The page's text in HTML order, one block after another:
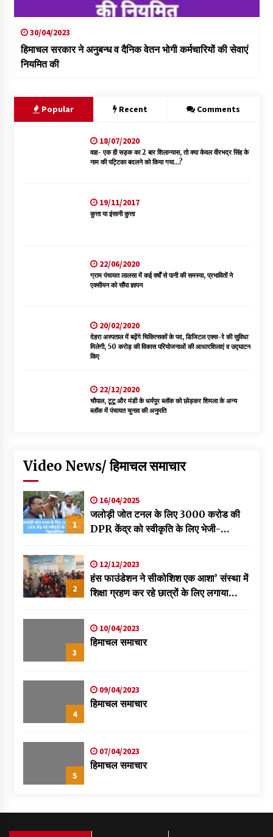
30/04/2023
हिमाचल सरकार ने अनुबन्ध व दैनिक वेतन भोगी कर्मचारियों की सेवाएं
नियमित की
Popular Recent Comments
18/07/2020
वाह- एक ही सड़क का 2 बार शिलान्यास, तो क्या केवल वीरभद्र सिंह के
नाम की पट्टिका बदलने को किया गया…?
19/11/2017
कुत्ता या इंसानी कुत्ता
22/06/2020
ग्राम पंचायत लालसा में कई वर्षों से पानी की समस्या, प्रभावितों ने
एक्सीयन को सौंपा ज्ञापन
20/02/2020
देहरा अस्पताल में बढ़ेंगे चिकित्सकों के पद, डिजिटल एक्स-रे की सुविधा
मिलेगी, 50 करोड़ की विकास परियोजनाओं की आधारशिलाएं व उद्घाटन
किए
22/12/2020
चौपाल, टूटू और मंडी के धर्मपुर ब्लॉक को छोड़कर शिमला के अन्य
ब्लॉक में पंचायत चुनाव की अनुमति
Video News/ हिमाचल समाचार
1
16/04/2025
जलोड़ी जोत टनल के लिए 3000 करोड की
DPR केंद्र को स्वीकृति के लिए भेजी-
2
12/12/2023
हंस फाउंडेशन ने सीकोशिश एक आशा’ संस्था में
शिक्षा ग्रहण कर रहे छात्रों के लिए लगाया
3
10/04/2023
हिमाचल समाचार
4
09/04/2023
हिमाचल समाचार
5
07/04/2023
हिमाचल समाचार